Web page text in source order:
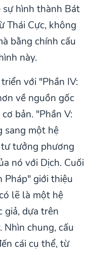
sự hình thành Bát
Thái Cực, không
bằng chính cấu
này.
với "Phần IV:
về nguồn gốc
bản. "Phần V:
sang một hệ
tưởng phương
nó với Dịch. Cuối
Pháp" giới thiệu
lẽ là một hệ
giả, dựa trên
chung, cấu
cái cụ thể, từ